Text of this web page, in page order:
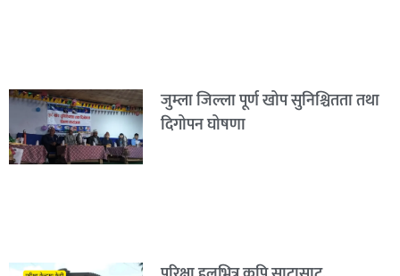
जुम्ला जिल्ला पूर्ण खोप सुनिश्चितता तथा
दिगोपन घोषणा